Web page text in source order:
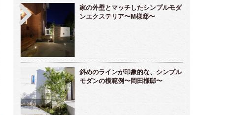
優雅な雰囲気のラウンジ的存在ガーデンルー
ム～高橋様邸～
メンテナンスフリーな海辺のリゾート
デン～小松様～
家の外壁とマッチしたシンプルモダ
ンエクステリア〜M様邸〜
斜めのラインが印象的な、シンプル
モダンの模範例〜岡田様邸〜